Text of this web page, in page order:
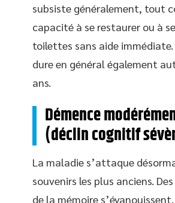
subsiste généralement, tout
capacité à se restaurer ou à
toilettes sans aide
dure en général également
ans.
Démence
(déclin cognitif
La maladie s’attaque
souvenirs les plus anciens.
de la mémoire